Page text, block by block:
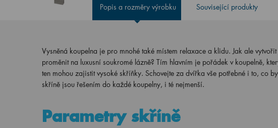
Popis a rozměry výrobku Související produkty
Vysněná koupelna je pro mnohé také místem relaxace a klidu. Jak ale
proměnit na luxusní soukromé lázně? Tím hlavním je pořádek v koupelně,
ten mohou zajistit vysoké skříňky. Schovejte za dvířka vše potřebné i to, co
skříně jsou řešením do každé koupelny, i té nejmenší.
Parametry skříně